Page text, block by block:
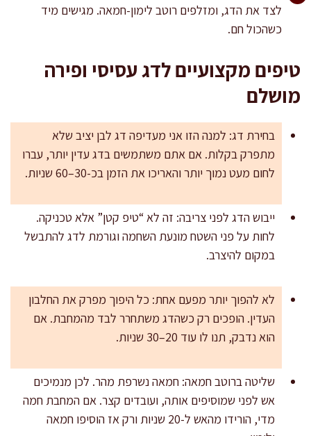
לצד את הדג, ומזלפים רוטב לימון-חמאה. מגישים מיד
כשהכול חם.
טיפים מקצועיים לדג עסיסי ופירה
מושלם
בחירת דג: למנה הזו אני מעדיפה דג לבן יציב שלא
מתפרק בקלות. אם אתם משתמשים בדג עדין יותר, עברו
לחום מעט נמוך יותר והאריכו את הזמן בכ-30–60 שניות.
ייבוש הדג לפני צריבה: זה לא “טיפ קטן” אלא טכניקה.
לחות על פני השטח מונעת השחמה וגורמת לדג להתבשל
במקום להיצרב.
לא להפוך יותר מפעם אחת: כל היפוך מפרק את החלבון
העדין. הופכים רק כשהדג משתחרר לבד מהמחבת. אם
הוא נדבק, תנו לו עוד 20–30 שניות.
שליטה ברוטב חמאה: חמאה נשרפת מהר. לכן מנמיכים
אש לפני שמוסיפים אותה, ועובדים קצר. אם המחבת חמה
מדי, הורידו מהאש ל-20 שניות ורק אז הוסיפו חמאה